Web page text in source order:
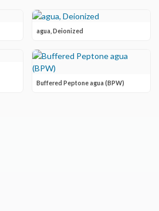
agua, Deionized
Buffered Peptone agua (BPW)